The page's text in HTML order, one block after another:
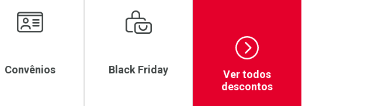
Convênios Black Friday
Ver todos
descontos